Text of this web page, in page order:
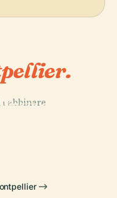
abbinare.
Piazza della
PLACE